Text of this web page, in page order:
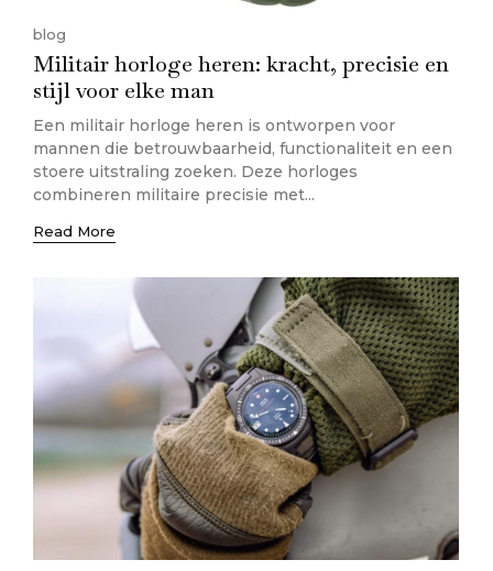
blog
Militair horloge heren: kracht, precisie en
stijl voor elke man
Een militair horloge heren is ontworpen voor
mannen die betrouwbaarheid, functionaliteit en een
stoere uitstraling zoeken. Deze horloges
combineren militaire precisie met...
Read More